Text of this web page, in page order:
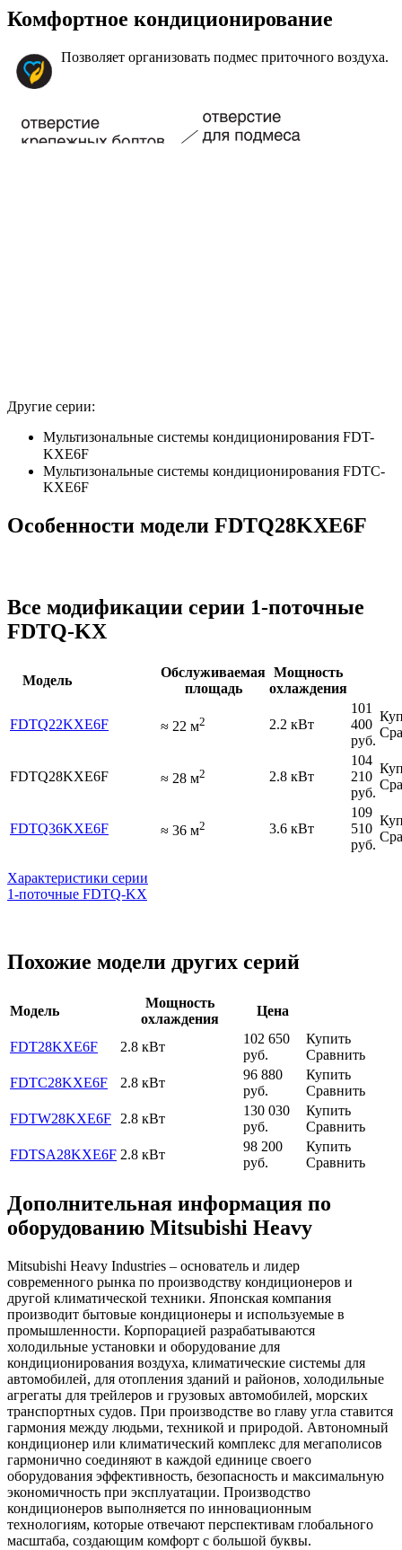
Комфортное кондиционирование
Позволяет организовать подмес приточного воздуха.
Другие серии:
Мультизональные системы кондиционирования FDT-
KXE6F
Мультизональные системы кондиционирования FDTC-
KXE6F
Особенности модели FDTQ28KXE6F
Все модификации серии 1-поточные
FDTQ-KX
Модель
Обслуживаемая
площадь
Мощность
охлаждения
FDTQ22KXE6F ≈ 22 м2 2.2 кВт
101
400
руб.
FDTQ28KXE6F ≈ 28 м2 2.8 кВт
104
210
руб.
FDTQ36KXE6F ≈ 36 м2 3.6 кВт
109
510
руб.
Характеристики серии
1-поточные FDTQ-KX
Похожие модели других серий
Модель
Мощность
охлаждения
Цена
FDT28KXE6F 2.8 кВт
102 650
руб.
Купить
Сравнить
FDTC28KXE6F
2.8 кВт
96 880
руб.
Купить
Сравнить
FDTW28KXE6F
2.8 кВт
130 030
руб.
Купить
Сравнить
FDTSA28KXE6F 2.8 кВт
98 200
руб.
Купить
Сравнить
Дополнительная информация по
оборудованию Mitsubishi Heavy
Mitsubishi Heavy Industries – основатель и лидер
современного рынка по производству кондиционеров и
другой климатической техники. Японская компания
производит бытовые кондиционеры и используемые в
промышленности. Корпорацией разрабатываются
холодильные установки и оборудование для
кондиционирования воздуха, климатические системы для
автомобилей, для отопления зданий и районов, холодильные
агрегаты для трейлеров и грузовых автомобилей, морских
транспортных судов. При производстве во главу угла ставится
гармония между людьми, техникой и природой. Автономный
кондиционер или климатический комплекс для мегаполисов
гармонично соединяют в каждой единице своего
оборудования эффективность, безопасность и максимальную
экономичность при эксплуатации. Производство
кондиционеров выполняется по инновационным
технологиям, которые отвечают перспективам глобального
масштаба, создающим комфорт с большой буквы.